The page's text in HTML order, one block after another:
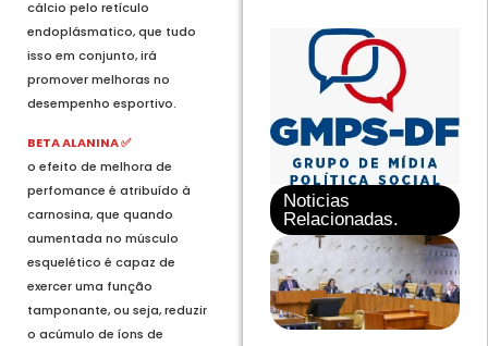
cálcio pelo retículo
endoplásmatico, que tudo
isso em conjunto, irá
promover melhoras no
desempenho esportivo.
BETA ALANINA ✅
o efeito de melhora de
perfomance é atribuído à
carnosina, que quando
aumentada no músculo
esquelético é capaz de
exercer uma função
tamponante, ou seja, reduzir
o acúmulo de íons de
Noticias
Relacionadas.